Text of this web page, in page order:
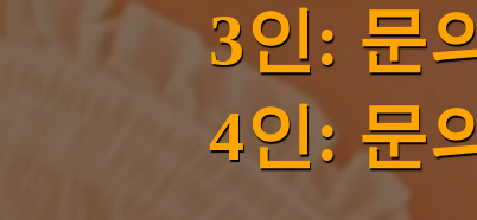
3인: 문
4인: 문